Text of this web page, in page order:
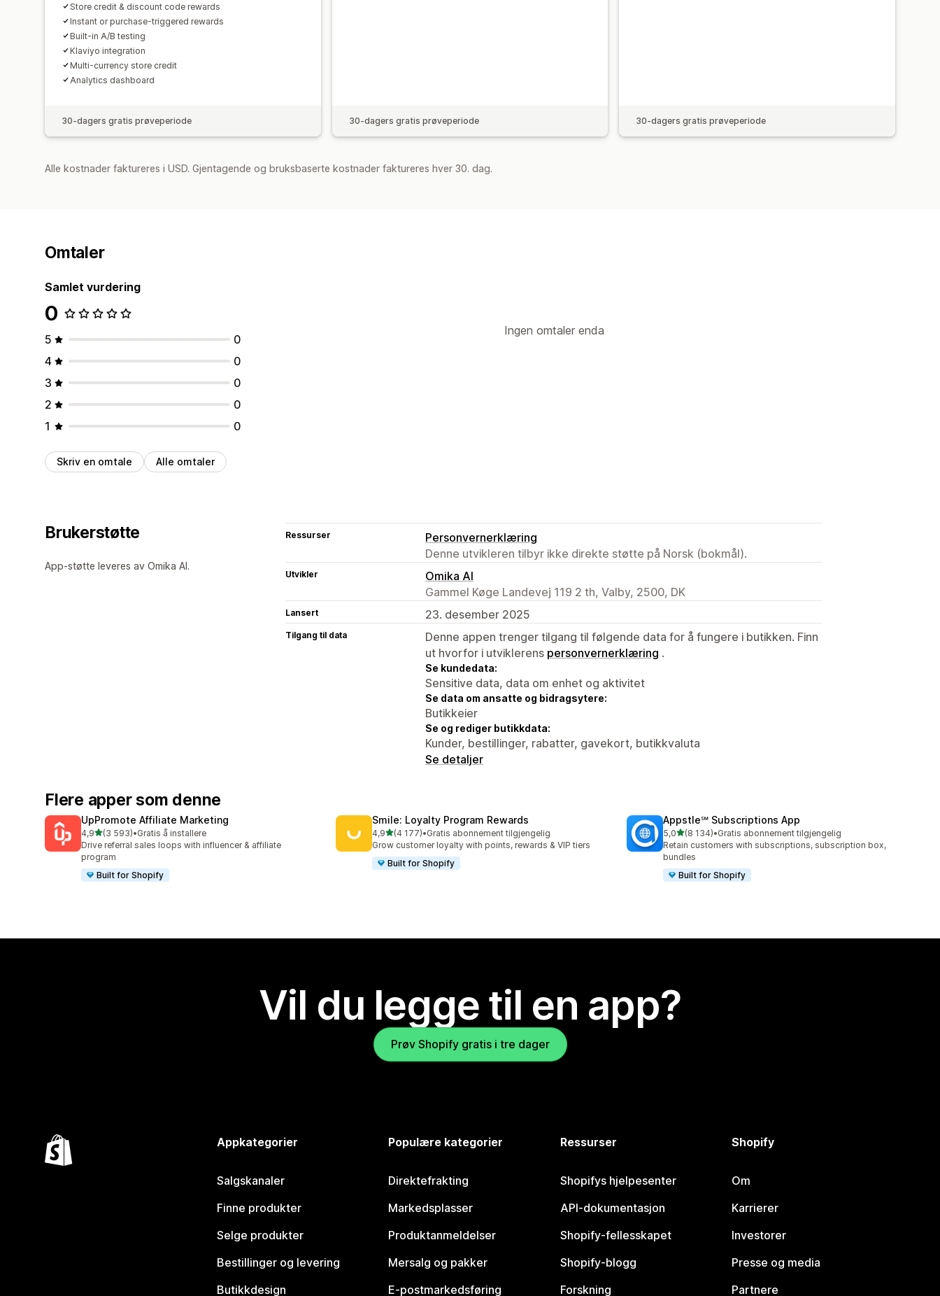
Store credit & discount code rewards
Instant or purchase-triggered rewards
Built-in A/B testing
Klaviyo integration
Multi-currency store credit
Analytics dashboard
30-dagers gratis prøveperiode 30-dagers gratis prøveperiode 30-dagers gratis prøveperiode
Alle kostnader faktureres i USD. Gjentagende og bruksbaserte kostnader faktureres hver 30. dag.
Omtaler
Samlet vurdering
0
5
0
4
0
3
0
2
0
1
0
Skriv en omtale Alle omtaler
Ingen omtaler enda
Brukerstøtte
App-støtte leveres av Omika AI.
Ressurser
Personvernerklæring
Denne utvikleren tilbyr ikke direkte støtte på Norsk (bokmål).
Utvikler
Omika AI
Gammel Køge Landevej 119 2 th, Valby, 2500, DK
Lansert 23. desember 2025
Tilgang til data
Denne appen trenger tilgang til følgende data for å fungere i butikken. Finn
ut hvorfor i utviklerens personvernerklæring .
Se kundedata:
Sensitive data, data om enhet og aktivitet
Se data om ansatte og bidragsytere:
Butikkeier
Se og rediger butikkdata:
Kunder, bestillinger, rabatter, gavekort, butikkvaluta
Se detaljer
Flere apper som denne
UpPromote Affiliate Marketing
4,9av 5 stjerner
(3 593)
Totalt 3593 omtaler
•Gratis å installere
Drive referral sales loops with influencer & affiliate
program
Built for Shopify
Smile: Loyalty Program Rewards
4,9av 5 stjerner
(4 177)
Totalt 4177 omtaler
•Gratis abonnement tilgjengelig
Grow customer loyalty with points, rewards & VIP tiers
Built for Shopify
Appstle℠ Subscriptions App
5,0av 5 stjerner
(8 134)
Totalt 8134 omtaler
•Gratis abonnement tilgjengelig
Retain customers with subscriptions, subscription box,
bundles
Built for Shopify
Vil du legge til en app?
Prøv Shopify gratis i tre dager
Appkategorier
Salgskanaler
Finne produkter
Selge produkter
Bestillinger og levering
Butikkdesign
Populære kategorier
Direktefrakting
Markedsplasser
Produktanmeldelser
Mersalg og pakker
E-postmarkedsføring
Ressurser
Shopifys hjelpesenter
API-dokumentasjon
Shopify-fellesskapet
Shopify-blogg
Forskning
Shopify
Om
Karrierer
Investorer
Presse og media
Partnere